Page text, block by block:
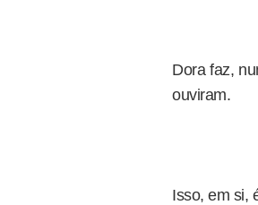
Dora faz,
ouviram.
Isso, em si,